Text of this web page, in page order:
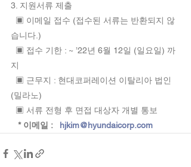
3. 지원서류 제출
습니다.)
지
(밀라노)
  ▣ 서류 전형 후 면접 대상자 개별 통보
   * 이메일 :
hjkim@hyundaicorp.com